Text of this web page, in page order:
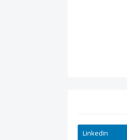
Linkedin